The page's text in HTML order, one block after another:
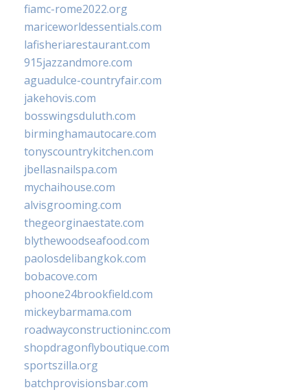
fiamc-rome2022.org
mariceworldessentials.com
lafisheriarestaurant.com
915jazzandmore.com
aguadulce-countryfair.com
jakehovis.com
bosswingsduluth.com
birminghamautocare.com
tonyscountrykitchen.com
jbellasnailspa.com
mychaihouse.com
alvisgrooming.com
thegeorginaestate.com
blythewoodseafood.com
paolosdelibangkok.com
bobacove.com
phoone24brookfield.com
mickeybarmama.com
roadwayconstructioninc.com
shopdragonflyboutique.com
sportszilla.org
batchprovisionsbar.com